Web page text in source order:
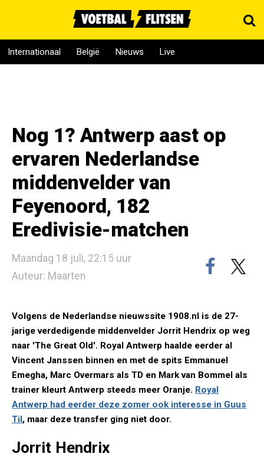
Internationaal België Nieuws Live
Nog 1? Antwerp aast op
ervaren Nederlandse
middenvelder van
Feyenoord, 182
Eredivisie-matchen
Maandag 18 juli, 22:15 uur
Auteur: Maarten
Volgens de Nederlandse nieuwssite 1908.nl is de 27-
jarige verdedigende middenvelder Jorrit Hendrix op weg
naar 'The Great Old'. Royal Antwerp haalde eerder al
Vincent Janssen binnen en met de spits Emmanuel
Emegha, Marc Overmars als TD en Mark van Bommel als
trainer kleurt Antwerp steeds meer Oranje. Royal
Antwerp had eerder deze zomer ook interesse in Guus
Til, maar deze transfer ging niet door.
Jorrit Hendrix